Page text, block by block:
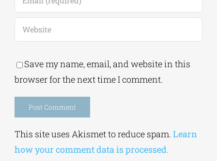
Save my name, email, and website in this
browser for the next time I comment.
This site uses Akismet to reduce spam. Learn
how your comment data is processed.